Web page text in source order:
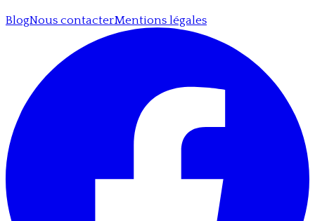
BlogNous contacterMentions légales